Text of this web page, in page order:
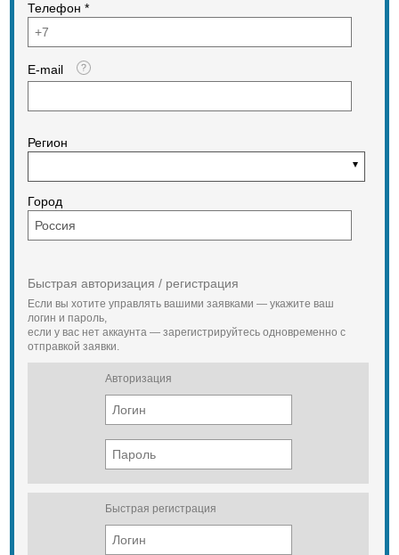
Телефон *
E-mail
Регион
Город
Быстрая авторизация / регистрация
Если вы хотите управлять вашими заявками — укажите ваш
логин и пароль,
если у вас нет аккаунта — зарегистрируйтесь одновременно с
отправкой заявки.
Авторизация
Быстрая регистрация